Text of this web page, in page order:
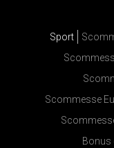
Sport
Scommesse
Bonus